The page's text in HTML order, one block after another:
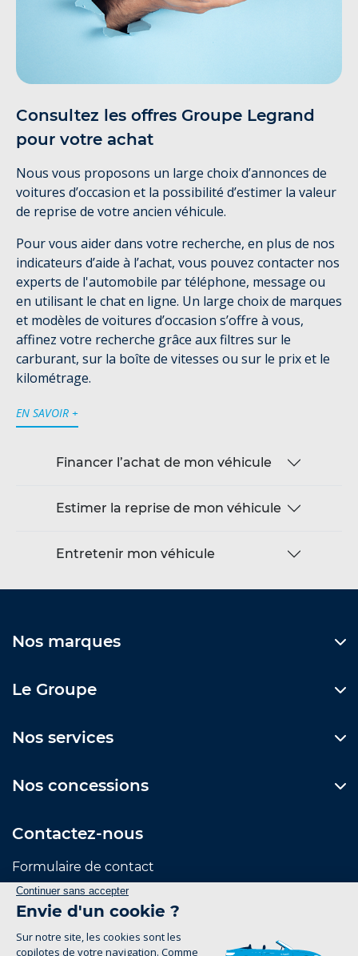
Consultez les offres Groupe Legrand
pour votre achat
Nous vous proposons un large choix d’annonces de
voitures d’occasion et la possibilité d’estimer la valeur
de reprise de votre ancien véhicule.
Pour vous aider dans votre recherche, en plus de nos
indicateurs d’aide à l’achat, vous pouvez contacter nos
experts de l'automobile par téléphone, message ou
en utilisant le chat en ligne. Un large choix de marques
et modèles de voitures d’occasion s’offre à vous,
affinez votre recherche grâce aux filtres sur le
carburant, sur la boîte de vitesses ou sur le prix et le
kilométrage.
EN SAVOIR +
Financer l’achat de mon véhicule
Estimer la reprise de mon véhicule
Entretenir mon véhicule
Nos marques
Le Groupe
Nos services
Nos concessions
Contactez-nous
Formulaire de contact
Suivez-nous